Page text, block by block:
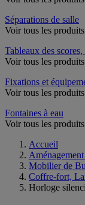
Séparations de salle
Voir tous les produits
Tableaux des scores,
Voir tous les produits
Fixations et
Voir tous les produits
Fontaines à eau
Voir tous les produits
Accueil
Mobilier de
Coffre-fort,
Horloge